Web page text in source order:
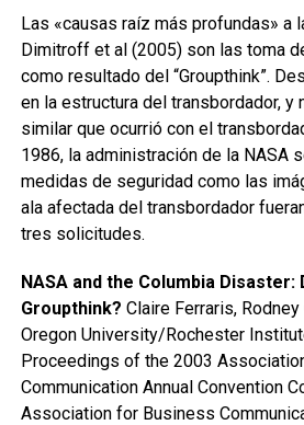
Las «causas raíz más profundas» a
Dimitroff et al (2005) son las toma
como resultado del “Groupthink”.
en la estructura del transbordador, y
similar que ocurrió con el
1986, la administración de la NASA
medidas de seguridad como las
ala afectada del transbordador
tres solicitudes.
NASA and the Columbia
Groupthink? Claire Ferraris,
Oregon University/Rochester
Proceedings of the 2003
Communication Annual Convention
Association for Business